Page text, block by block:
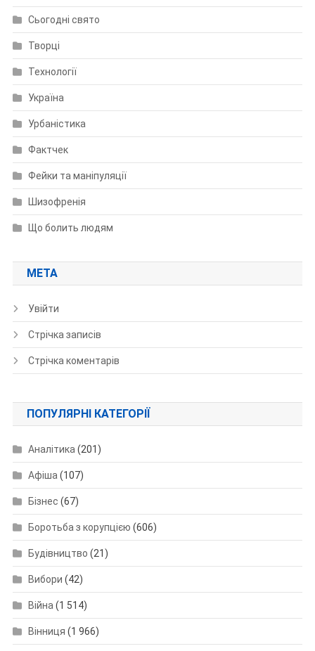
Сьогодні свято
Творці
Технології
Україна
Урбаністика
Фактчек
Фейки та маніпуляції
Шизофренія
Що болить людям
МЕТА
Увійти
Стрічка записів
Стрічка коментарів
ПОПУЛЯРНІ КАТЕГОРІЇ
Аналітика (201)
Афіша (107)
Бізнес (67)
Боротьба з корупцією (606)
Будівництво (21)
Вибори (42)
Війна (1 514)
Вінниця (1 966)